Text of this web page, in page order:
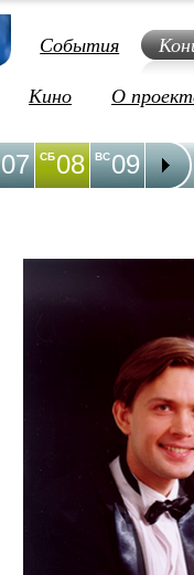
События
Кино О
07 08
СБ 09
ВС 10
ПН